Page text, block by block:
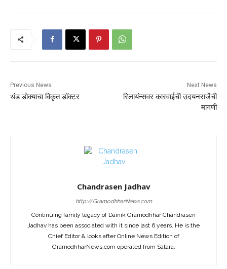
Previous News
थंड डोक्याचा विकृत डॉक्टर
Next News
रिलायंन्सवर कारवाईची उदयनराजेंची
मागणी
Chandrasen Jadhav
http://GramodhharNews.com
Continuing family legacy of Dainik Gramodhhar Chandrasen
Jadhav has been associated with it since last 6 years. He is the
Chief Editor & looks after Online News Edition of
GramodhharNews.com operated from Satara.